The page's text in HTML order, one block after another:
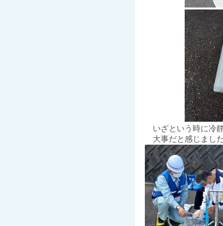
いざという時に冷
大事だと感じまし